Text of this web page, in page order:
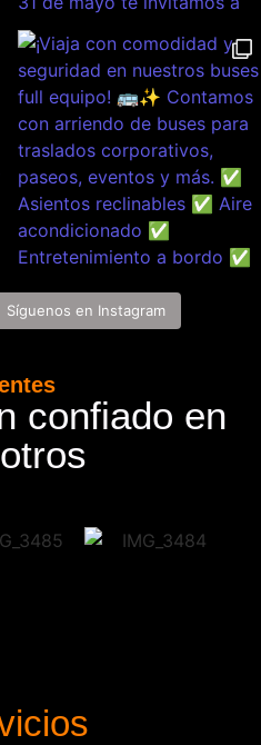
Síguenos en Instagram
confiado en